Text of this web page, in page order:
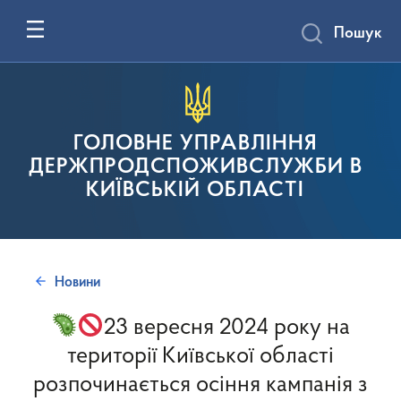
ГОЛОВНЕ УПРАВЛІННЯ
ДЕРЖПРОДСПОЖИВСЛУЖБИ В
КИЇВСЬКІЙ ОБЛАСТІ
Пошук
Новини
23 вересня 2024 року на
території Київської області
розпочинається осіння кампанія з